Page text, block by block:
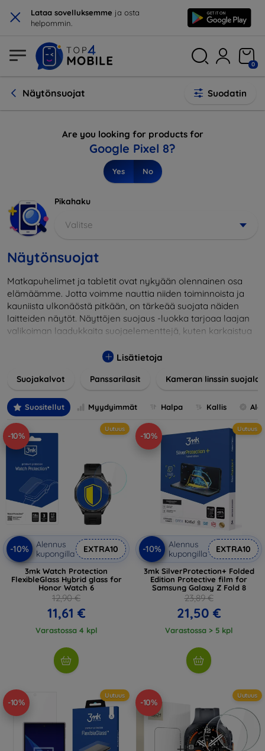
× Lataa sovelluksemme ja osta
helpommin.
0
Näytönsuojat Suodatin
Are you looking for products for
Google Pixel 8?
Yes No
Pikahaku
Valitse
Näytönsuojat
Matkapuhelimet ja tabletit ovat nykyään olennainen osa
elämäämme. Jotta voimme nauttia niiden toiminnoista ja
kauniista ulkonäöstä pitkään, on tärkeää suojata näiden
laitteiden näytöt. Näyttöjen suojaus -luokka tarjoaa laajan
valikoiman laadukkaita suojaelementtejä, kuten karkaistua
turvallisuuden ja pidentävät näyttöjen käyttöikää. Karkaistu
kun taas kalvot suojaavat pieniltä vaurioilta ja minimoivat
suojaa investointisi jokapäiväisiltä sudenkuopilta.
Valikoimassamme on tuotteita, jotka ovat yhteensopivia
useiden eri merkkien ja mallien kanssa, mikä takaa, että
jokainen asiakas löytää laitteelleen ihanteellisen suojan.
Lisätietoja
Suojakalvot Panssarilasit Kameran linssin
Suositellut Myydyimmät Halpa Kallis
-10%
Uutuus
-10%
Alennus
kupongilla
EXTRA10
3mk Watch Protection
FlexibleGlass Hybrid glass for
Honor Watch 6
12,90 €
11,61 €
Varastossa 4 kpl
-10%
Uutuus
-10%
Alennus
kupongilla
EXTRA10
3mk SilverProtection+ Folded
Edition Protective film for
Samsung Galaxy Z Fold 8
23,89 €
21,50 €
Varastossa > 5 kpl
-10%
Uutuus
-10%
Uutuus